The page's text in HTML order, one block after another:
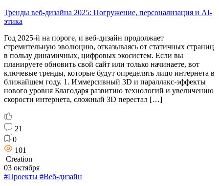
Тренды веб-дизайна 2025: Погружение, персонализация и AI-
этика
Год 2025-й на пороге, и веб-дизайн продолжает
стремительную эволюцию, отказываясь от статичных страниц
в пользу динамичных, цифровых экосистем. Если вы
планируете обновить свой сайт или только начинаете, вот
ключевые тренды, которые будут определять лицо интернета в
ближайшем году. 1. Иммерсивный 3D и параллакс-эффекты
нового уровня Благодаря развитию технологий и увеличению
скорости интернета, сложный 3D перестал […]
21
0
101
Creation
03 октября
#Проекты #Веб-дизайн